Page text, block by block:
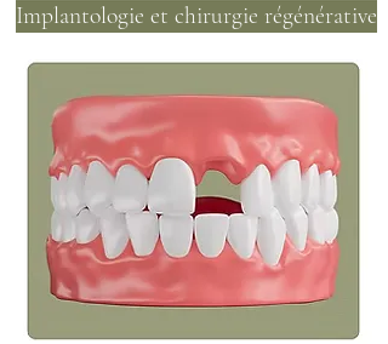
Implantologie et chirurgie régénérative